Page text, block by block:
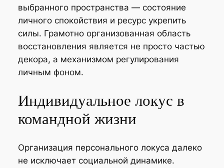
выбранного пространства — состояние
личного спокойствия и ресурс укрепить
силы. Грамотно организованная область
восстановления является не просто частью
декора, а механизмом регулирования
личным фоном.
Индивидуальное локус в
командной жизни
Организация персонального локуса далеко
не исключает социальной динамике.